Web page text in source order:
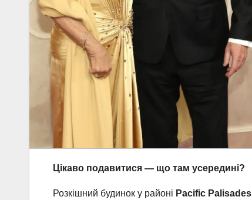
Цікаво подавитися — що там усередині?
Розкішний будинок у районі Pacific Palisades